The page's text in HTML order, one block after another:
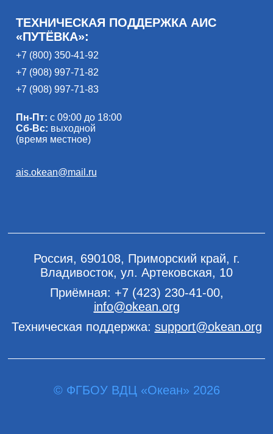
ТЕХНИЧЕСКАЯ ПОДДЕРЖКА АИС
«ПУТЁВКА»:
+7 (800) 350-41-92
+7 (908) 997-71-82
+7 (908) 997-71-83
Пн-Пт: с 09:00 до 18:00
Сб-Вс: выходной
(время местное)
ais.okean@mail.ru
Россия, 690108, Приморский край, г.
Владивосток, ул. Артековская, 10
Приёмная: +7 (423) 230-41-00,
info@okean.org
Техническая поддержка: support@okean.org
© ФГБОУ ВДЦ «Океан» 2026